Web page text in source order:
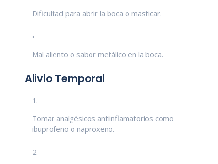
Dificultad para abrir la boca o masticar.
Mal aliento o sabor metálico en la boca.
Alivio Temporal
Tomar analgésicos antiinflamatorios como
ibuprofeno o naproxeno.